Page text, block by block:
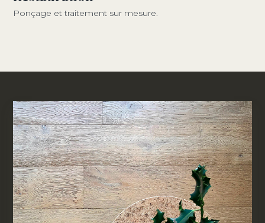
Ponçage et traitement sur mesure.